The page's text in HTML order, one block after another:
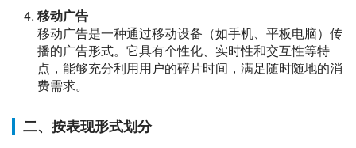
移动广告
移动广告是一种通过移动设备（如手机、平板电脑）传
播的广告形式。它具有个性化、实时性和交互性等特
点，能够充分利用用户的碎片时间，满足随时随地的消
费需求。
二、按表现形式划分